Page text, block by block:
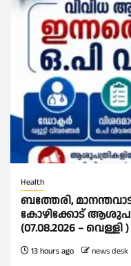
Health
ബത്തേരി,
കോഴിക്കോട്
(07.08.2026 –
13 hours ago news desk